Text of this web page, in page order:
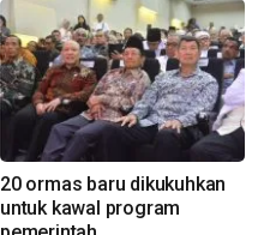
20 ormas baru dikukuhkan
untuk kawal program